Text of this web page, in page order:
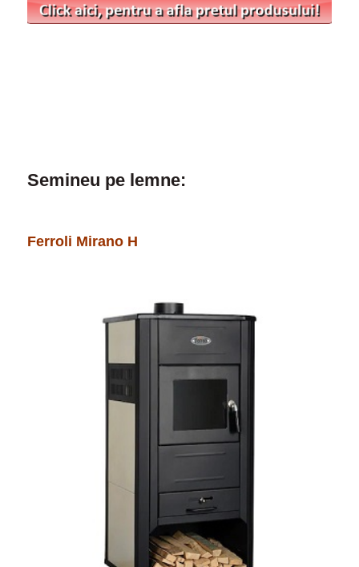
Semineu pe lemne:
Ferroli Mirano H